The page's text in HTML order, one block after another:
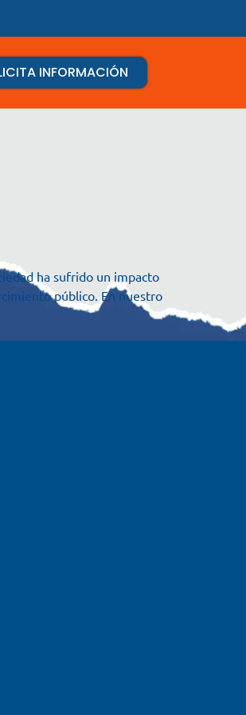
INFORMACIÓN
ha sufrido un impacto
público. En nuestro